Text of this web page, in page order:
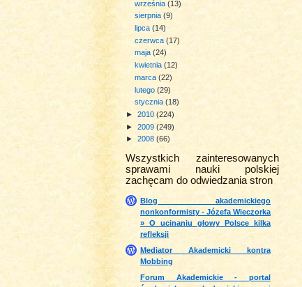
września(13)
sierpnia(9)
lipca(14)
czerwca(17)
maja(24)
kwietnia(12)
marca(22)
lutego(29)
stycznia(18)
► 2010 (224)
► 2009 (249)
► 2008 (66)
Wszystkich zainteresowanych
sprawami nauki polskiej
zachęcam do odwiedzania stron
Blog akademickiego
nonkonformisty - Józefa Wieczorka
» O ucinaniu głowy Polsce kilka
refleksji
Mediator Akademicki kontra
Mobbing
Forum Akademickie - portal